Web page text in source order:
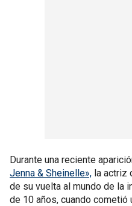
Durante una reciente
Jenna & Sheinelle», la actriz
de su vuelta al mundo de la
de 10 años, cuando